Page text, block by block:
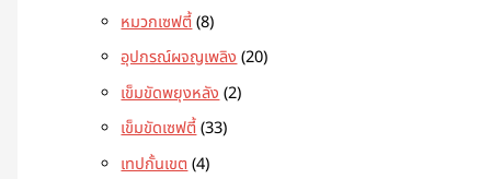
หมวกเซฟตี้ 8
อุปกรณ์ผจญเพลิง 20
เข็มขัดพยุงหลัง 2
เข็มขัดเซฟตี้ 33
เทปกั้นเขต 4